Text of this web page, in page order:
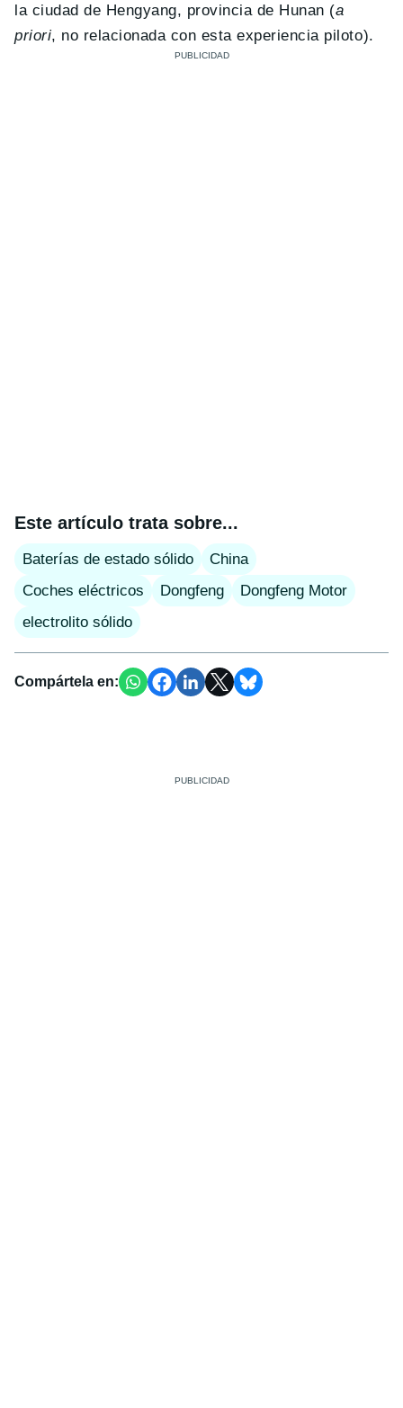
la ciudad de Hengyang, provincia de Hunan (a
priori, no relacionada con esta experiencia piloto).
Este artículo trata sobre...
Baterías de estado sólido
China
Coches eléctricos
Dongfeng
Dongfeng Motor
electrolito sólido
Compártela en: